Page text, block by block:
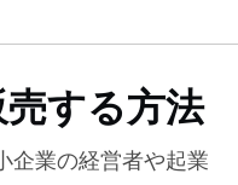
する方法
企業の経営者や起業